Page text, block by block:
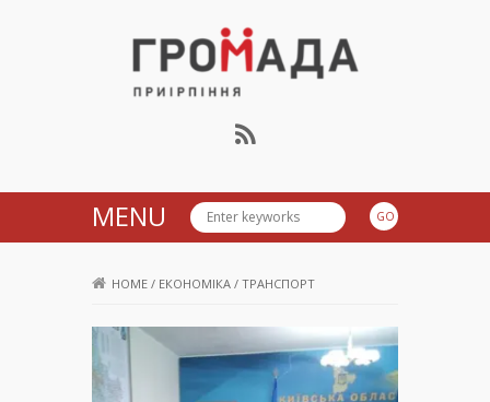
Громада Приірпіння
MENU
HOME / ЕКОНОМІКА / ТРАНСПОРТ